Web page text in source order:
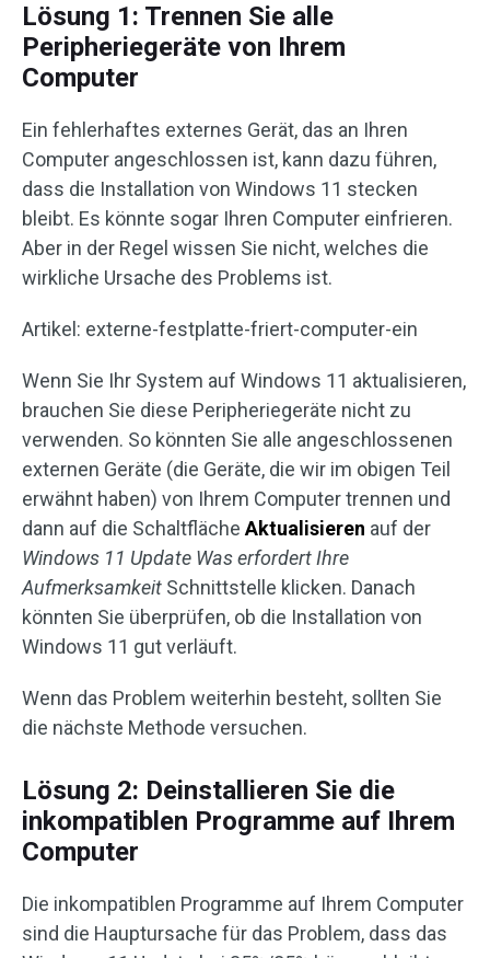
Lösung 1: Trennen Sie alle
Peripheriegeräte von Ihrem
Computer
Ein fehlerhaftes externes Gerät, das an Ihren
Computer angeschlossen ist, kann dazu führen,
dass die Installation von Windows 11 stecken
bleibt. Es könnte sogar Ihren Computer einfrieren.
Aber in der Regel wissen Sie nicht, welches die
wirkliche Ursache des Problems ist.
Artikel: externe-festplatte-friert-computer-ein
Wenn Sie Ihr System auf Windows 11 aktualisieren,
brauchen Sie diese Peripheriegeräte nicht zu
verwenden. So könnten Sie alle angeschlossenen
externen Geräte (die Geräte, die wir im obigen Teil
erwähnt haben) von Ihrem Computer trennen und
dann auf die SchaltflächeAktualisieren auf der
Windows 11 Update Was erfordert Ihre
Aufmerksamkeit Schnittstelle klicken. Danach
könnten Sie überprüfen, ob die Installation von
Windows 11 gut verläuft.
Wenn das Problem weiterhin besteht, sollten Sie
die nächste Methode versuchen.
Lösung 2: Deinstallieren Sie die
inkompatiblen Programme auf Ihrem
Computer
Die inkompatiblen Programme auf Ihrem Computer
sind die Hauptursache für das Problem, dass das